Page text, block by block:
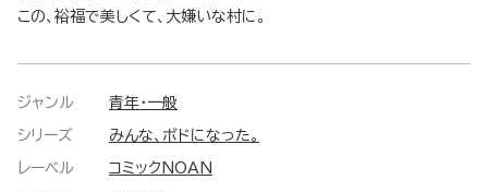
この、裕福で美しくて、大嫌いな村に。
ジャンル 青年・一般
シリーズ みんな、ボドになった。
レーベル コミックNOAN